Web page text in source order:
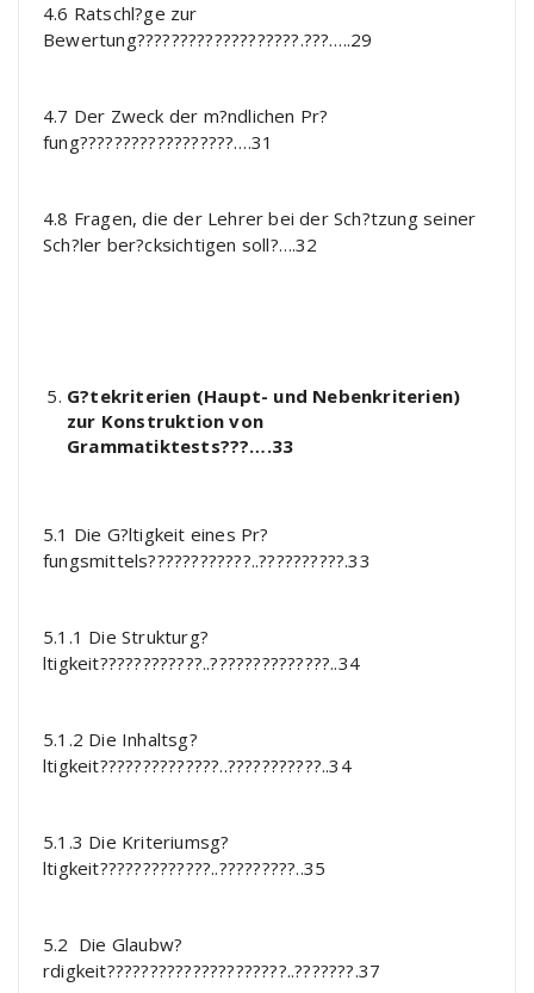
4.6 Ratschl?ge zur
Bewertung???????????????????.???…..29
4.7 Der Zweck der m?ndlichen Pr?
fung??????????????????….31
4.8 Fragen, die der Lehrer bei der Sch?tzung seiner
Sch?ler ber?cksichtigen soll?….32
G?tekriterien (Haupt- und Nebenkriterien)
zur Konstruktion von
Grammatiktests???….33
5.1 Die G?ltigkeit eines Pr?
fungsmittels????????????..??????????.33
5.1.1 Die Strukturg?
ltigkeit????????????..??????????????..34
5.1.2 Die Inhaltsg?
ltigkeit??????????????..???????????..34
5.1.3 Die Kriteriumsg?
ltigkeit?????????????..?????????..35
5.2 Die Glaubw?
rdigkeit?????????????????????..???????.37